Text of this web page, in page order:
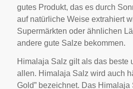
gutes Produkt, das es durch
auf natürliche Weise extrahiert
Supermärkten oder ähnlichen
andere gute Salze bekommen.
Himalaja Salz gilt als das beste
allen. Himalaja Salz wird auch
Gold” bezeichnet. Das